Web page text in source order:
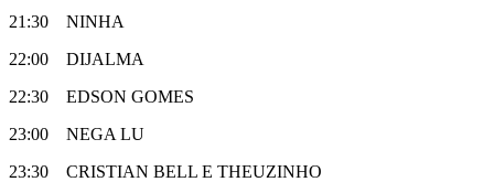
21:30 NINHA
22:00 DIJALMA
22:30 EDSON GOMES
23:00 NEGA LU
23:30 CRISTIAN BELL E THEUZINHO